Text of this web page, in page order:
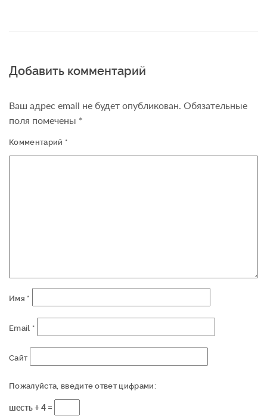
Добавить комментарий
Ваш адрес email не будет опубликован. Обязательные
поля помечены *
Комментарий *
Имя *
Email *
Сайт
Пожалуйста, введите ответ цифрами:
шесть + 4 =